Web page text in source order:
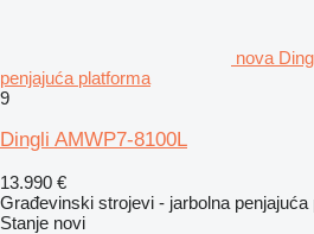
nova
penjajuća platforma
9
Dingli AMWP7-8100L
13.990 €
Građevinski strojevi - jarbolna penjajuća
Stanje novi